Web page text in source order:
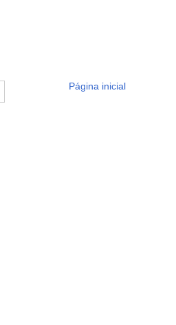
Página inicial